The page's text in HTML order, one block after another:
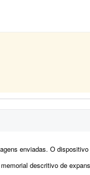
será aplicado em vidro blindado
de expansão do sistema de HVAC em uma área de